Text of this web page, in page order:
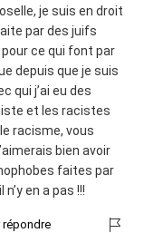
je suis en droit
par des juifs
ce qui font par
depuis que je suis
qui j’ai eu des
et les racistes
racisme, vous
bien avoir
faites par
en a pas !!!
répondre